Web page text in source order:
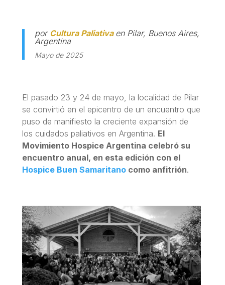
por Cultura Paliativa en Pilar, Buenos Aires,
Argentina
Mayo de 2025
El pasado 23 y 24 de mayo, la localidad de Pilar
se convirtió en el epicentro de un encuentro que
puso de manifiesto la creciente expansión de
los cuidados paliativos en Argentina. El
Movimiento Hospice Argentina celebró su
encuentro anual, en esta edición con el
Hospice Buen Samaritano como anfitrión.